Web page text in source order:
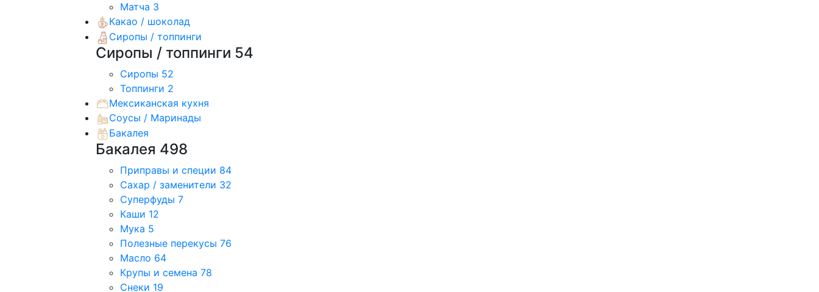
Матча 3
Какао / шоколад
Сиропы / топпинги
Сиропы / топпинги 54
Сиропы 52
Топпинги 2
Мексиканская кухня
Соусы / Маринады
Бакалея
Бакалея 498
Приправы и специи 84
Сахар / заменители 32
Суперфуды 7
Каши 12
Мука 5
Полезные перекусы 76
Масло 64
Крупы и семена 78
Снеки 19